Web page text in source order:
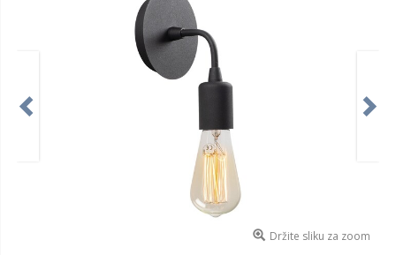
Držite sliku za zoom